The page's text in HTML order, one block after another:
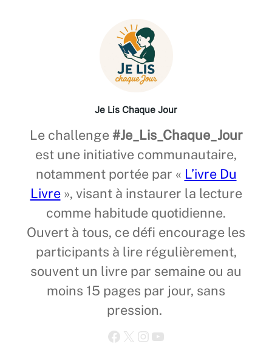
Je Lis Chaque Jour
Le challenge#Je_Lis_Chaque_Jour
est une initiative communautaire,
notamment portée par « L’ivre Du
Livre», visant à instaurer la lecture
comme habitude quotidienne.
Ouvert à tous, ce défi encourage les
participants à lire régulièrement,
souvent un livre par semaine ou au
moins 15 pages par jour, sans
pression.
Facebook X Instagram YouTube